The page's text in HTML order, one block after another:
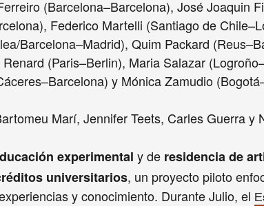
(Barcelona–Barcelona), José Joaquin
Federico Martelli (Santiago de
Barcelona–Madrid), Quim Packard
(Paris–Berlin), Maria Salazar
y Mónica Zamudio
Marí, Jennifer Teets, Carles Guerra y
experimental y de residencia de
universitarios, un proyecto piloto
y conocimiento. Durante Julio, el